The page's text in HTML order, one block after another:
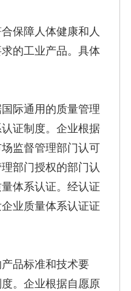
保障人体健康和人
的工业产品。具体
通用的质量管理
证制度。企业根据
监督管理部门认可
部门授权的部门认
体系认证。经认证
业质量体系认证证
品标准和技术要
。企业根据自愿原